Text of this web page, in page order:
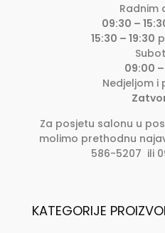
Radnim
09:30 –
15:30 – 19:30
09:00 –
Nedjeljom i
Za posjetu salonu u
molimo prethodnu
586-5207 ili
KATEGORIJE